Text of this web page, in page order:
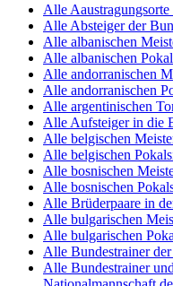
Alle
Alle Absteiger der
Alle albanischen
Alle albanischen
Alle andorranischen
Alle andorranischen
Alle argentinischen
Alle Aufsteiger in die
Alle belgischen
Alle belgischen
Alle bosnischen
Alle bosnischen
Alle Brüderpaare in
Alle bulgarischen
Alle bulgarischen
Alle Bundestrainer
Alle Bundestrainer